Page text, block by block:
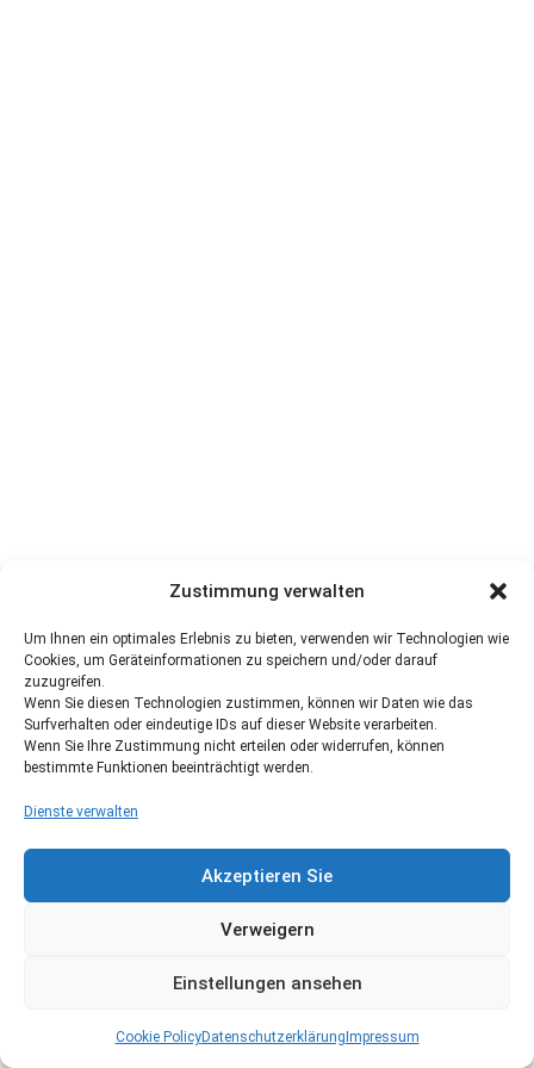
Zustimmung verwalten
Um Ihnen ein optimales Erlebnis zu bieten, verwenden wir Technologien wie
Cookies, um Geräteinformationen zu speichern und/oder darauf
zuzugreifen.
Wenn Sie diesen Technologien zustimmen, können wir Daten wie das
Surfverhalten oder eindeutige IDs auf dieser Website verarbeiten.
Wenn Sie Ihre Zustimmung nicht erteilen oder widerrufen, können
bestimmte Funktionen beeinträchtigt werden.
Dienste verwalten
Akzeptieren Sie
Verweigern
Einstellungen ansehen
Cookie PolicyDatenschutzerklärung Impressum